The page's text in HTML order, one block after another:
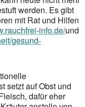
werden. Es gibt
mit Rat und Hilfen
info.de/und
gesund-
setzt auf Obst und
dafür eher